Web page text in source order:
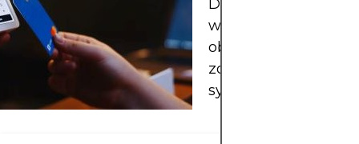
Dowiedz się, czym
węzeł i w jaki
obsługuje
zdecentralizowane
systemy blockchain.